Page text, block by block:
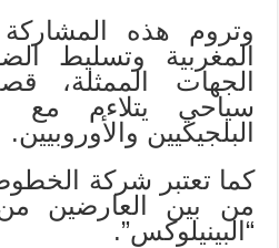
وتروم هذه
المغربية وتسليط
الجهات
سياحي يتلاءم مع
البلجيكيين والأوروبيين.
كما تعتبر شركة
من بين العارضين من
“البينيلوكس”.